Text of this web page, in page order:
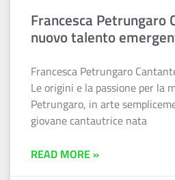
Francesca Petrungaro
nuovo talento
Francesca Petrungaro
Le origini e la passione per la
Petrungaro, in arte
giovane cantautrice nata
READ MORE »